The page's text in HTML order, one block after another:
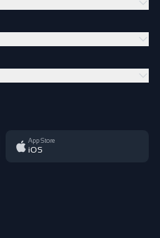
App Store
iOS